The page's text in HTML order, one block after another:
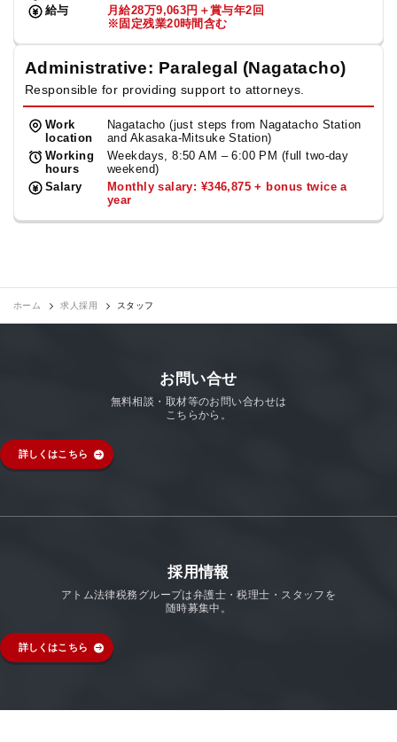
給与
月給28万9,063円＋賞与年2回
※固定残業20時間含む
Administrative: Paralegal (Nagatacho)
Responsible for providing support to attorneys.
Work
location
Nagatacho (just steps from Nagatacho Station
and Akasaka-Mitsuke Station)
Working
hours
Weekdays, 8:50 AM – 6:00 PM (full two-day
weekend)
Salary
Monthly salary: ¥346,875 + bonus twice a
year
ホーム 求人採用 スタッフ
お問い合せ
無料相談・取材等のお問い合わせは
こちらから。
詳しくはこちら
採用情報
アトム法律税務グループは弁護士・税理士・スタッフを
随時募集中。
詳しくはこちら